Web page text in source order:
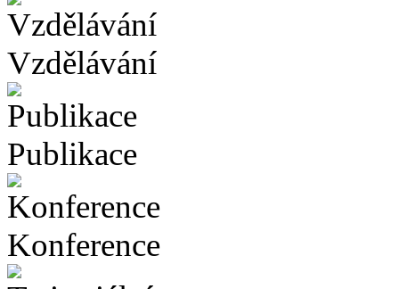
Vzdělávání
Publikace
Konference